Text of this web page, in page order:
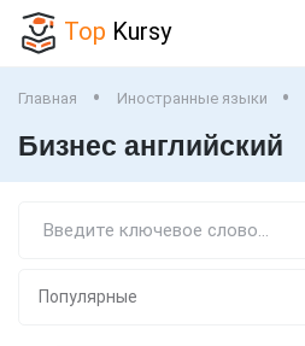
Top Kursy
Главная Иностранные языки
Бизнес английский